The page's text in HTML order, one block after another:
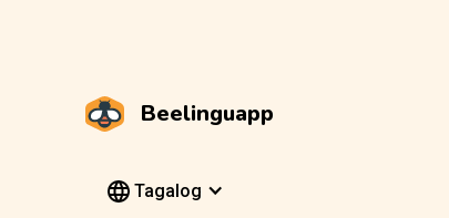
Beelinguapp
Tagalog